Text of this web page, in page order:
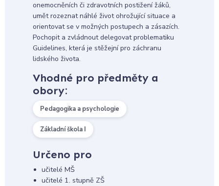
onemocněních či zdravotních postižení žáků,
umět rozeznat náhlé život ohrožující situace a
orientovat se v možných postupech a zásazích.
Pochopit a zvládnout delegovat problematiku
Guidelines, která je stěžejní pro záchranu
lidského života.
Vhodné pro předměty a
obory:
Pedagogika a psychologie
Základní škola I
Určeno pro
učitelé MŠ
učitelé 1. stupně ZŠ